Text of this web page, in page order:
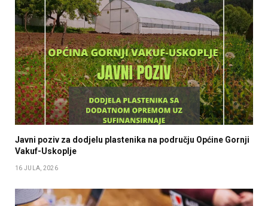
Javni poziv za dodjelu plastenika na području Općine Gornji
Vakuf-Uskoplje
16 JULA, 2026